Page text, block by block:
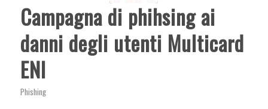
Campagna di phihsing ai
danni degli utenti Multicard
ENI
Phishing